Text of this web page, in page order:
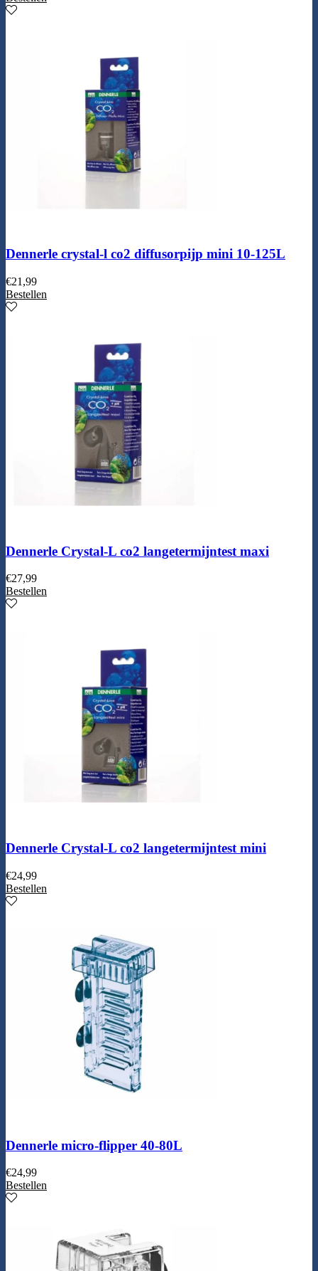
Dennerle crystal-l co2 diffusorpijp mini 10-125L
€21,99
Bestellen
Dennerle Crystal-L co2 langetermijntest maxi
€27,99
Bestellen
Dennerle Crystal-L co2 langetermijntest mini
€24,99
Bestellen
Dennerle micro-flipper 40-80L
€24,99
Bestellen